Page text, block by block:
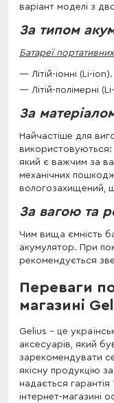
варіант моделі з
За типом
Батареї
Літій-іонні (Li-ion).
Літій-полімерні
За
Найчастіше для
використовуються:
який є важчим за
механічних
вологозахищений,
За вагою та
Чим вища ємність
акумулятор. При
рекомендується
Переваги
магазині
Gelius – це
аксесуарів, який
зарекомендувати
якісну продукцію
надається гарантія
інтернет-магазині